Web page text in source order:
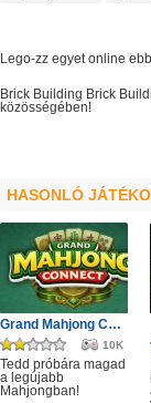
Lego-zz egyet online
Brick Building Brick
közösségében!
HASONLÓ
Grand Mahjong Connect
10K
Tedd próbára magad
a legújabb
Mahjongban!